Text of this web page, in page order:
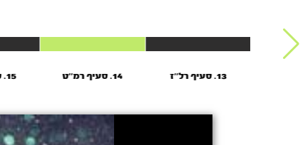
13. סעיף רל’’ז 14. סעיף רמ’’ט 15. סעיף רס''ז